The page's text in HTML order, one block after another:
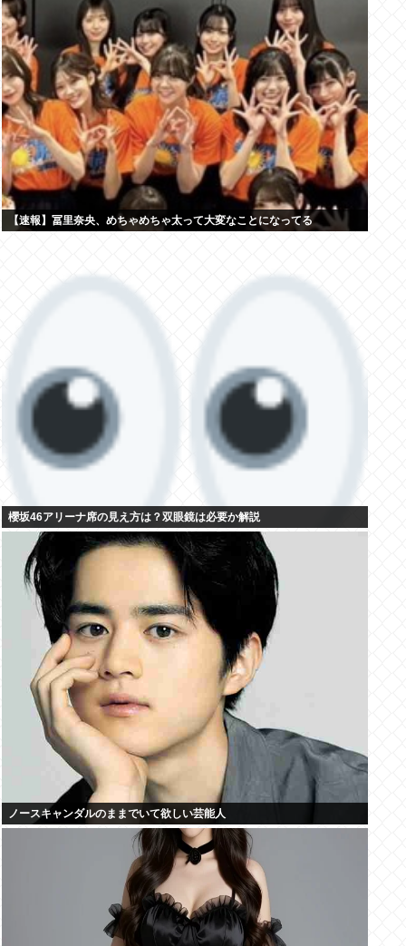
【速報】冨里奈央、めちゃめちゃ太って大変なことになってる
櫻坂46アリーナ席の見え方は？双眼鏡は必要か解説
ノースキャンダルのままでいて欲しい芸能人